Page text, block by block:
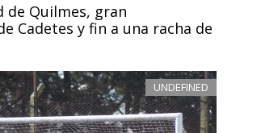
de Quilmes, gran
Cadetes y fin a una racha de
UNDEFINED